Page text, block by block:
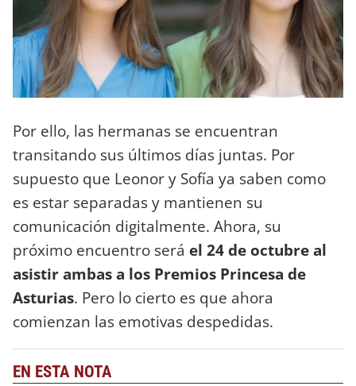
Por ello, las hermanas se encuentran
transitando sus últimos días juntas. Por
supuesto que Leonor y Sofía ya saben como
es estar separadas y mantienen su
comunicación digitalmente. Ahora, su
próximo encuentro será el 24 de octubre al
asistir ambas a los Premios Princesa de
Asturias. Pero lo cierto es que ahora
comienzan las emotivas despedidas.
EN ESTA NOTA